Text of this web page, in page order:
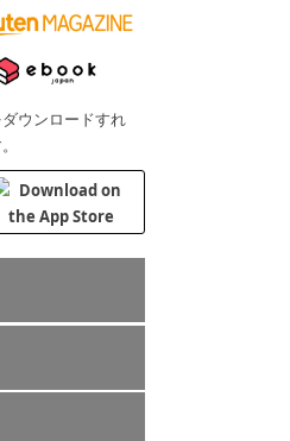
ウンロードすれ